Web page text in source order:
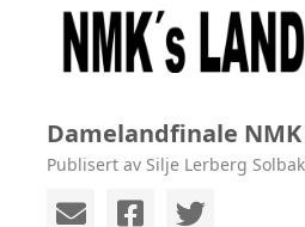
Damelandfinale NMK
Publisert av Silje Lerberg